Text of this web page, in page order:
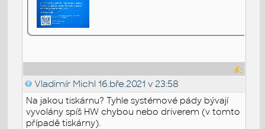
Vladimír Michl 16.bře.2021 v 23:58
Na jakou tiskárnu? Tyhle systémové pády bývají
vyvolány spíš HW chybou nebo driverem (v tomto
případě tiskárny).